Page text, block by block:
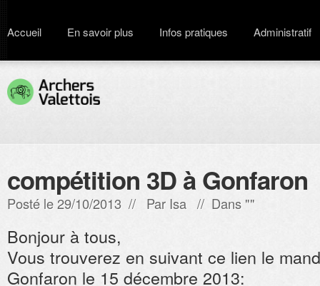
Accueil En savoir plus Infos pratiques Administratif
compétition 3D à Gonfaron
Posté le 29/10/2013 // Par Isa // Dans ""
Bonjour à tous,
Vous trouverez en suivant ce lien le
Gonfaron le 15 décembre 2013: